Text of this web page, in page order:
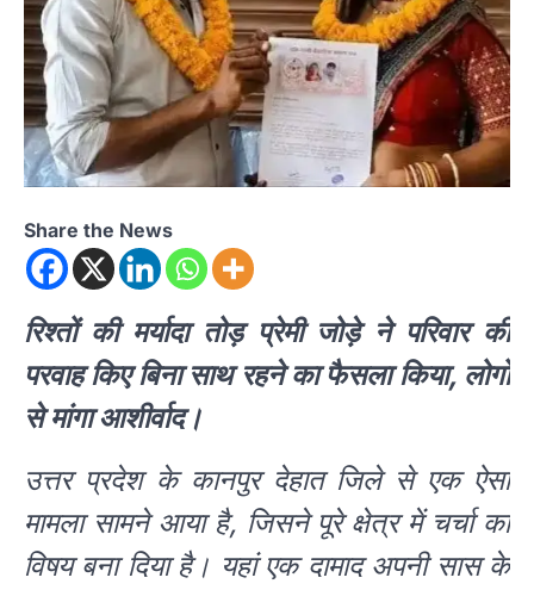
Share the News
रिश्तों की मर्यादा तोड़ प्रेमी जोड़े ने परिवार की
परवाह किए बिना साथ रहने का फैसला किया, लोगों
से मांगा आशीर्वाद।
उत्तर प्रदेश के कानपुर देहात जिले से एक ऐसा
मामला सामने आया है, जिसने पूरे क्षेत्र में चर्चा का
विषय बना दिया है। यहां एक दामाद अपनी सास के